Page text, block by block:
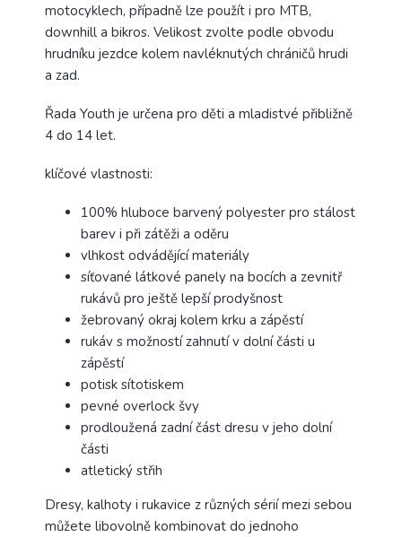
motocyklech, případně lze použít i pro MTB,
downhill a bikros. Velikost zvolte podle obvodu
hrudníku jezdce kolem navléknutých chráničů hrudi
a zad.
Řada Youth je určena pro děti a mladistvé přibližně
4 do 14 let.
klíčové vlastnosti:
100% hluboce barvený polyester pro stálost
barev i při zátěži a oděru
vlhkost odvádějící materiály
síťované látkové panely na bocích a zevnitř
rukávů pro ještě lepší prodyšnost
žebrovaný okraj kolem krku a zápěstí
rukáv s možností zahnutí v dolní části u
zápěstí
potisk sítotiskem
pevné overlock švy
prodloužená zadní část dresu v jeho dolní
části
atletický střih
Dresy, kalhoty i rukavice z různých sérií mezi sebou
můžete libovolně kombinovat do jednoho